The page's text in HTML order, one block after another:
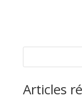
Articles